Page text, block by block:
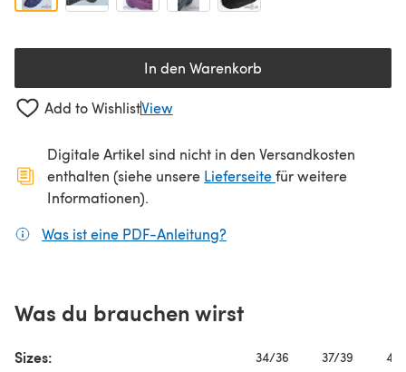
In den Warenkorb
Add to WishlistView
Digitale Artikel sind nicht in den Versandkosten
enthalten (siehe unsere Lieferseite(öffnet sich in
für weitere
Informationen).
Was ist eine PDF-Anleitung?
Was du brauchen wirst
Sizes: 34/36 37/39